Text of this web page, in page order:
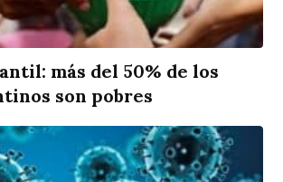
más del 50% de los
son pobres